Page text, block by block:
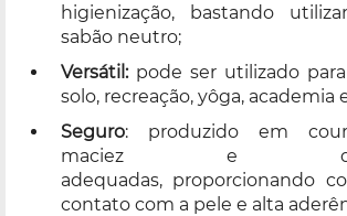
higienização, bastando
sabão neutro;
Versátil:pode ser utilizado
solo, recreação, yôga, academia
Seguro: produzido em
maciez e
adequadas, proporcionando
contato com a pele e alta